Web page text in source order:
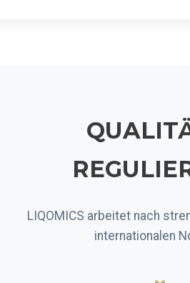
LIQOMICS arbeitet nach
internationalen